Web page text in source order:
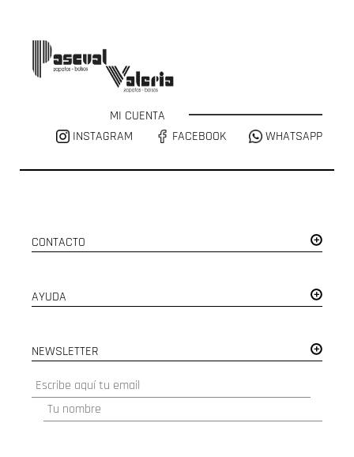
MI CUENTA
INSTAGRAM
FACEBOOK WHATSAPP
CONTACTO
AYUDA
NEWSLETTER